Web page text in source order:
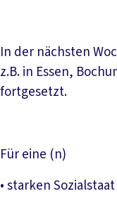
In der nächsten
z.B. in Essen,
fortgesetzt.
Für eine (n)
• starken Sozialstaat